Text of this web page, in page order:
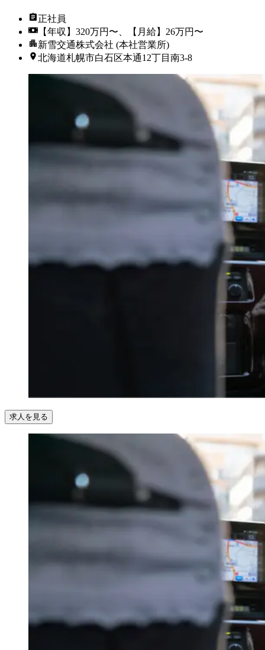
正社員
【年収】320万円〜、【月給】26万円〜
新雪交通株式会社 (本社営業所)
北海道札幌市白石区本通12丁目南3-8
求人を見る